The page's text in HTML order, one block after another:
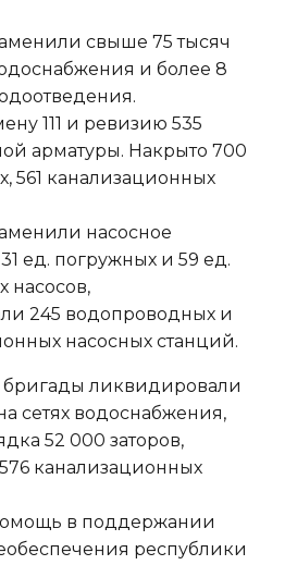
свыше 75 тысяч
и более 8
111 и ревизию 535
арматуры. Накрыто 700
561 канализационных
насосное
ед. погружных и 59 ед.
насосов,
245 водопроводных и
насосных станций.
бригады ликвидировали
сетях водоснабжения,
52 000 заторов,
канализационных
в поддержании
республики